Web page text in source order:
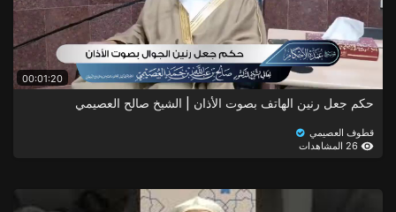
00:01:20
حكم جعل رنين الهاتف بصوت الأذان | الشيخ صالح العصيمي
قطوف العصيمي